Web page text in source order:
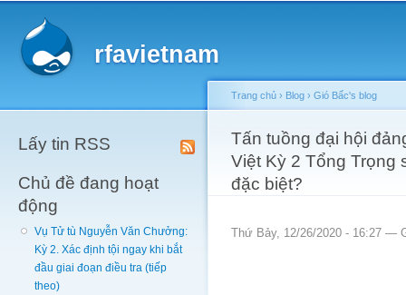
rfavietnam
Lấy tin RSS
Chủ đề đang hoạt
động
Vụ Tử tù Nguyễn Văn Chưởng:
Kỳ 2. Xác định tội ngay khi bắt
đầu giai đoạn điều tra (tiếp
theo)
You are here
Trang chủ › Blog › Gió Bấc's blog
Tấn tuồng đại hội
Việt Kỳ 2 Tổng Trọng
đặc biệt?
Thứ Bảy, 12/26/2020 - 16:27 —